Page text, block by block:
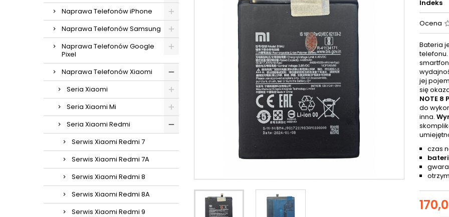
Naprawa Telefonów iPhone
Naprawa Telefonów Samsung
Naprawa Telefonów Google
Pixel
Naprawa Telefonów Xiaomi
Seria Xiaomi
Seria Xiaomi Mi
Seria Xiaomi Redmi
Serwis Xiaomi Redmi 7
Serwis Xiaomi Redmi 7A
Serwis Xiaomi Redmi 8
Serwis Xiaomi Redmi 8A
Serwis Xiaomi Redmi 9
Indeks
Ocena
Bateria
jej
się
NOTE 8
do
inna.
czas